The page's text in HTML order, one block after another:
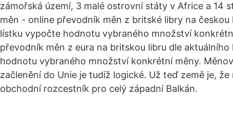
zámořská území, 3 malé ostrovní státy v Africe a 14
měn - online převodník měn z britské libry na
lístku vypočte hodnotu vybraného množství
převodník měn z eura na britskou libru dle
hodnotu vybraného množství konkrétní měny.
začlenění do Unie je tudíž logické. Už teď země je,
obchodní rozcestník pro celý západní Balkán.